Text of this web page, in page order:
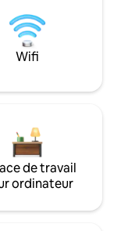
Wifi
de travail
ordinateur